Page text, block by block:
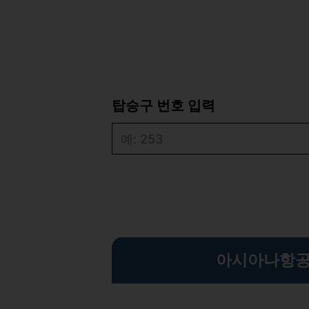
탑승구 번호 입력
아시아나항